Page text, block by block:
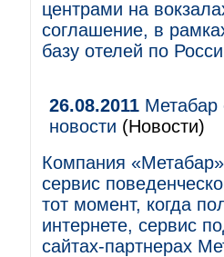
центрами на
соглашение, в
базу отелей по
26.08.2011 Метабар
новости (Новости)
Компания
сервис
тот момент, когда
интернете, сервис
сайтах-партнерах